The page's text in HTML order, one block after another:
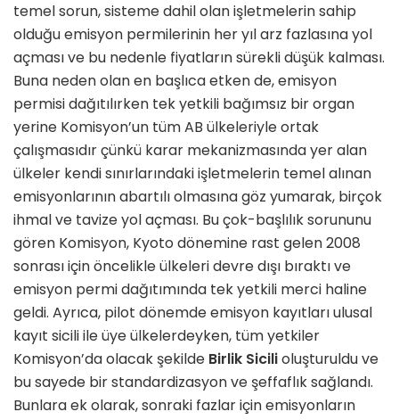
temel sorun, sisteme dahil olan işletmelerin sahip
olduğu emisyon permilerinin her yıl arz fazlasına yol
açması ve bu nedenle fiyatların sürekli düşük kalması.
Buna neden olan en başlıca etken de, emisyon
permisi dağıtılırken tek yetkili bağımsız bir organ
yerine Komisyon’un tüm AB ülkeleriyle ortak
çalışmasıdır çünkü karar mekanizmasında yer alan
ülkeler kendi sınırlarındaki işletmelerin temel alınan
emisyonlarının abartılı olmasına göz yumarak, birçok
ihmal ve tavize yol açması. Bu çok-başlılık sorununu
gören Komisyon, Kyoto dönemine rast gelen 2008
sonrası için öncelikle ülkeleri devre dışı bıraktı ve
emisyon permi dağıtımında tek yetkili merci haline
geldi. Ayrıca, pilot dönemde emisyon kayıtları ulusal
kayıt sicili ile üye ülkelerdeyken, tüm yetkiler
Komisyon’da olacak şekilde Birlik Sicilioluşturuldu ve
bu sayede bir standardizasyon ve şeffaflık sağlandı.
Bunlara ek olarak, sonraki fazlar için emisyonların